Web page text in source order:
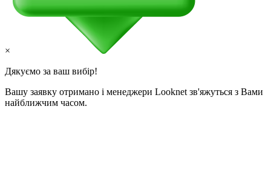
×
Дякуємо за ваш вибір!
Вашу заявку отримано і менеджери Looknet зв'яжуться з Вами
найближчим часом.